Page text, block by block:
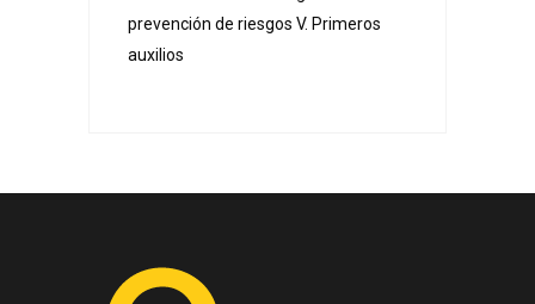
prevención de riesgos V. Primeros
auxilios